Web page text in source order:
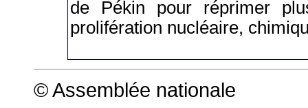
de Pékin pour réprimer
prolifération nucléaire,
© Assemblée nationale